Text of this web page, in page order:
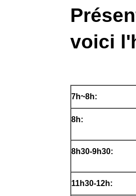
voici
7h~8h:
8h:
8h30-9h30:
11h30-12h: